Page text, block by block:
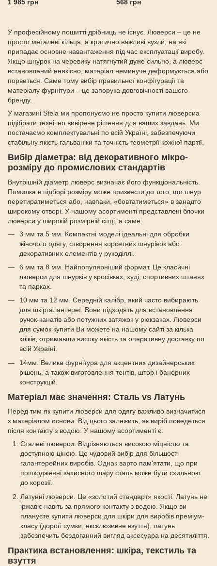
1 985 грн 568 грн
У професійному пошитті дрібниць не існує. Люверси – це не
просто металеві кільця, а критично важливі вузли, на які
припадає основне навантаження під час експлуатації виробу.
Якщо шнурок на черевику натягнутий дуже сильно, а люверс
встановлений неякісно, ​​матеріал неминуче деформується або
порветься. Саме тому вибір правильної конфігурації та
матеріалу фурнітури – це запорука довговічності вашого
бренду.
У магазині Stela ми пропонуємо не просто купити люверсиа
підібрати технічно вивірене рішення для ваших завдань. Ми
постачаємо комплектувальні по всій Україні, забезпечуючи
стабільну якість гальваніки та точність геометрії кожної партії.
Вибір діаметра: від декоративного мікро-
розміру до промислових стандартів
Внутрішній діаметр люверс визначає його функціональність.
Помилка в підборі розміру може призвести до того, що шнур
перетиратиметься або, навпаки, «бовтатиметься» в занадто
широкому отворі. У нашому асортименті представлені блочки
люверси у широкій розмірній сітці, а саме:
3 мм та 5 мм. Компактні моделі ідеальні для обробки
жіночого одягу, створення корсетних шнурівок або
декоративних елементів у рукоділлі.
6 мм та 8 мм. Найпопулярніший формат. Це класичні
люверси для шнурків у кросівках, худі, спортивних штанях
та парках.
10 мм та 12 мм. Середній калібр, який часто вибирають
для шкіргалантереї. Вони підходять для встановлення
ручок-канатів або потужних затяжок у рюкзаках. Люверси
для сумок купити Ви можете на нашому сайті за кілька
кліків, отримавши високу якість та оперативну доставку по
всій Україні.
14мм. Велика фурнітура для акцентних дизайнерських
рішень, а також виготовлення тентів, штор і банерних
конструкцій.
Матеріал має значення: Сталь vs Латунь
Перед тим як купити люверси для одягу важливо визначитися
з матеріалом основи. Від цього залежить, як виріб поведеться
після контакту з водою. У нашому асортименті є:
Сталеві люверси. Відрізняються високою міцністю та
доступною ціною. Це чудовий вибір для більшості
галантерейних виробів. Однак варто пам'ятати, що при
пошкодженні захисного шару сталь може бути схильною
до корозії.
Латунні люверси. Це «золотий стандарт» якості. Латунь не
іржавіє навіть за прямого контакту з водою. Якщо ви
плануєте купити люверси для шкіри для виробів преміум-
класу (дорогі сумки, ексклюзивне взуття), латунь
забезпечить бездоганний вигляд аксесуара на десятиліття.
Практика встановлення: шкіра, текстиль та
взуття